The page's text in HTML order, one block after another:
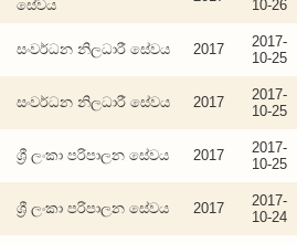
සේවය
10-26
සංවර්ධන නිලධාරී සේවය 2017
2017-
10-25
සංවර්ධන නිලධාරී සේවය 2017
2017-
10-25
ශ්‍රී ලංකා පරිපාලන සේවය 2017
2017-
10-25
ශ්‍රී ලංකා පරිපාලන සේවය 2017
2017-
10-24